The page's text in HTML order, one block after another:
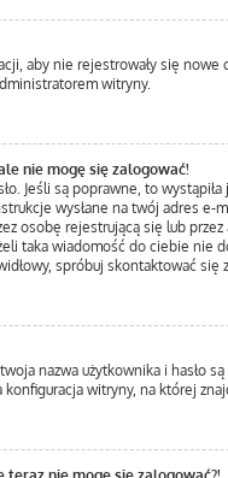
aby nie rejestrowały się
witryny.
nie mogę się zalogować!
Jeśli są poprawne, to
wysłane na twój adres
osobę rejestrującą się lub
taka wiadomość do ciebie nie
spróbuj skontaktować się
nazwa użytkownika i hasło
witryny, na której